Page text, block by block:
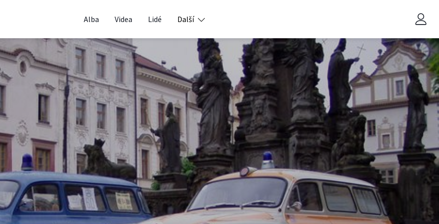
Alba Videa Lidé Další